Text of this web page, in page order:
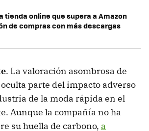
tienda online que supera a Amazon
de compras con más descargas
. La valoración asombrosa de
parte del impacto adverso
de la moda rápida en el
Aunque la compañía no ha
su huella de carbono, a